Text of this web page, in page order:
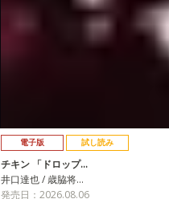
電子版 試し読み
チキン 「ドロップ…
井口達也 / 歳脇将…
発売日：2026.08.06